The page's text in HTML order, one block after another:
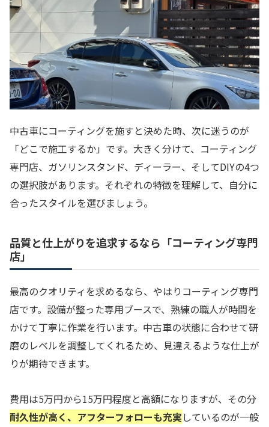
中古車にコーティングを施すと決めた時、次に迷うのが
「どこで施工するか」です。大きく分けて、コーティング
専門店、ガソリンスタンド、ディーラー、そしてDIYの4つ
の選択肢があります。それぞれの特徴を理解して、自分に
合ったスタイルを選びましょう。
品質と仕上がりを追求するなら「コーティング専門
店」
最高のクオリティを求めるなら、やはりコーティング専門
店です。設備が整った専用ブースで、熟練の職人が時間を
かけて丁寧に作業を行います。中古車の状態に合わせて研
磨のレベルを調整してくれるため、見違えるような仕上が
りが期待できます。
費用は5万円から15万円程度と高額になりますが、その分
耐久性が高く、アフターフォローも充実しているのが一般